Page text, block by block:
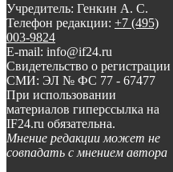
Учредитель: Генкин А. С.
Телефон редакции: +7 (495)
003-9824
E-mail: info@if24.ru
Свидетельство о регистрации
СМИ: ЭЛ № ФС 77 - 67477
При использовании
материалов гиперссылка на
IF24.ru обязательна.
Мнение редакции может не
совпадать с мнением автора